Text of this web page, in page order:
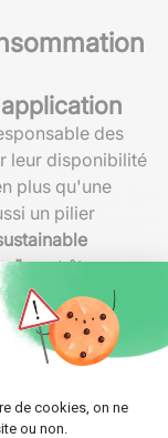
des
leur disponibilité
plus qu'une
un pilier
peut être
durables aident
comme le
plastique.